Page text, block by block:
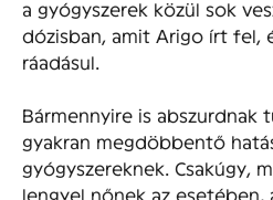
a gyógyszerek közül sok
dózisban, amit Arigo írt fel,
ráadásul.
Bármennyire is abszurdnak
gyakran megdöbbentő
gyógyszereknek. Csakúgy,
lengyel nőnek az esetében,